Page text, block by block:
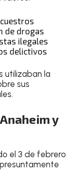
de drogas
ilegales
delictivos
utilizaban la
sus
y
el 3 de febrero